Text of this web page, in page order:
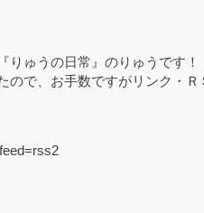
りゅうの日常』のりゅうです！
ので、お手数ですがリンク・